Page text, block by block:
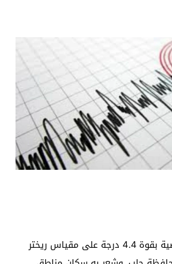
ضربت، الليلة، هزة أرضية بقوة 4.4 درجة على مقياس ريختر